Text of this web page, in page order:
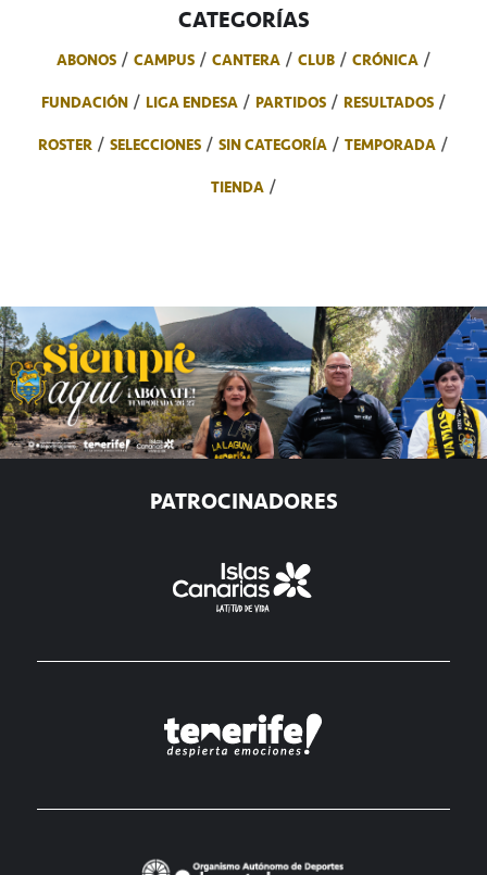
CATEGORÍAS
ABONOS CAMPUS CANTERA CLUB
CRÓNICA
FUNDACIÓN
LIGA ENDESA PARTIDOS
RESULTADOS
ROSTER
SELECCIONES SIN CATEGORÍA
TEMPORADA
TIENDA
PATROCINADORES